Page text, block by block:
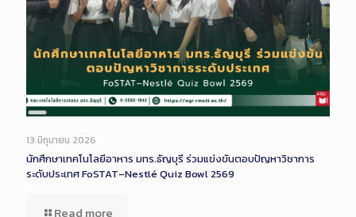
Long
Description
13 มิถุนายน 2026
นักศึกษาเทคโนโลยีอาหาร มทร.ธัญบุรี ร่วมแข่งขันตอบปัญหาวิชาการ
ระดับประเทศ FoSTAT–Nestlé Quiz Bowl 2569
Read more